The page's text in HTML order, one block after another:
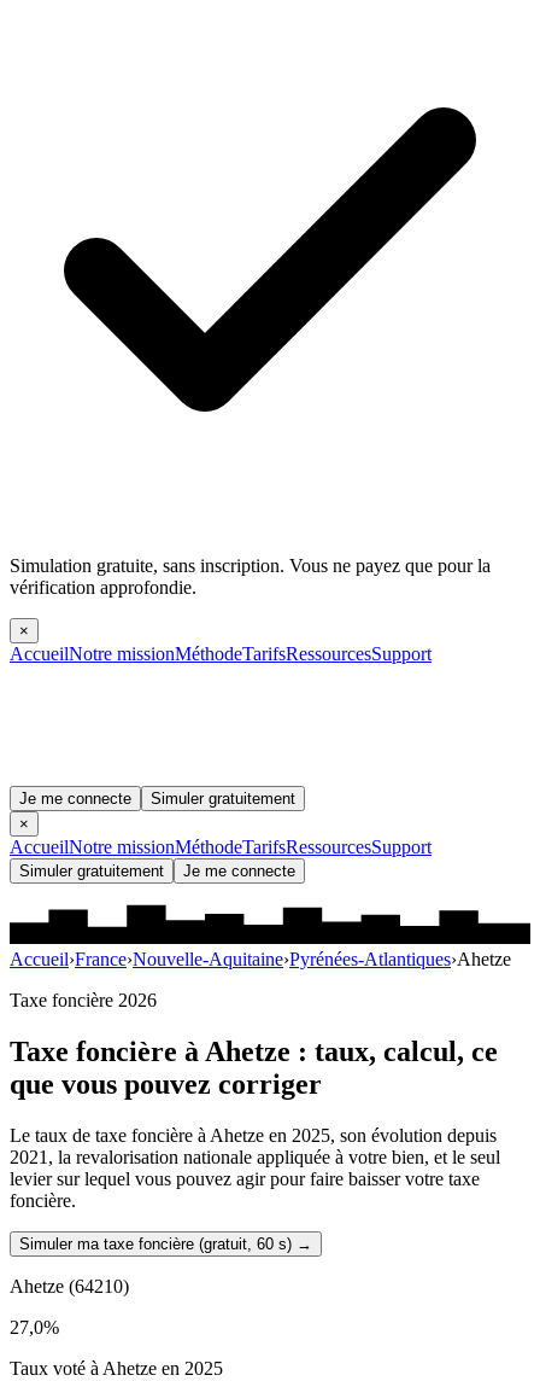
Simulation gratuite, sans inscription. Vous ne payez que pour la
vérification approfondie.
×
AccueilNotre missionMéthodeTarifsRessourcesSupport
Je me connecte
Simuler gratuitement
×
AccueilNotre missionMéthodeTarifsRessourcesSupport
Simuler gratuitement Je me connecte
Accueil›France›Nouvelle-Aquitaine›Pyrénées-Atlantiques›Ahetze
Taxe foncière 2026
Taxe foncière àAhetze : taux, calcul, ce
que vous pouvez corriger
Le taux de taxe foncière à Ahetze en 2025, son évolution depuis
2021, la revalorisation nationale appliquée à votre bien, et le seul
levier sur lequel vous pouvez agir pour faire baisser votre taxe
foncière.
Simuler ma taxe foncière (gratuit, 60 s) →
Ahetze (64210)
27,0%
Taux voté à Ahetze en 2025